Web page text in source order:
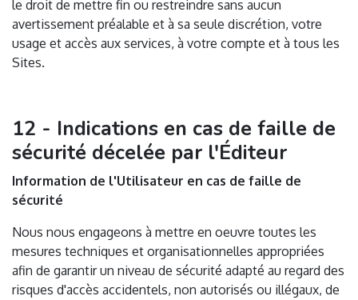
le droit de mettre fin ou restreindre sans aucun
avertissement préalable et à sa seule discrétion, votre
usage et accès aux services, à votre compte et à tous les
Sites.
12 - Indications en cas de faille de
sécurité décelée par l'Éditeur
Information de l'Utilisateur en cas de faille de
sécurité
Nous nous engageons à mettre en oeuvre toutes les
mesures techniques et organisationnelles appropriées
afin de garantir un niveau de sécurité adapté au regard des
risques d'accès accidentels, non autorisés ou illégaux, de